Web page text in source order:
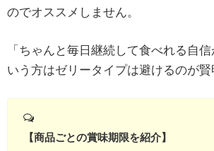
のでオススメしません。
「ちゃんと毎日継続して食べれる自
いう方はゼリータイプは避けるのが賢
【商品ごとの賞味期限を紹介】